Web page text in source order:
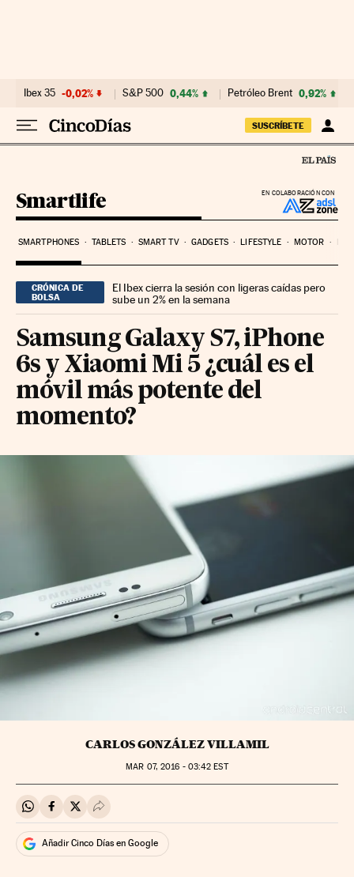
Ibex 35 -0,02% S&P 500 0,44% Petróleo Brent 0,92%
SUSCRÍBETE
EN COLABORACIÓN CON
Smartlife
SMARTPHONES TABLETS SMART TV GADGETS LIFESTYLE MOTOR
CRÓNICA DE
BOLSA
El Ibex cierra la sesión con ligeras caídas pero
sube un 2% en la semana
Samsung Galaxy S7, iPhone
6s y Xiaomi Mi 5 ¿cuál es el
móvil más potente del
momento?
CARLOS GONZÁLEZ VILLAMIL
MAR 07, 2016 - 03:42 EST
Compartir en Whatsapp
Compartir en Facebook
Compartir en Twitter
Desplegar Redes Sociales
Añadir Cinco Días en Google